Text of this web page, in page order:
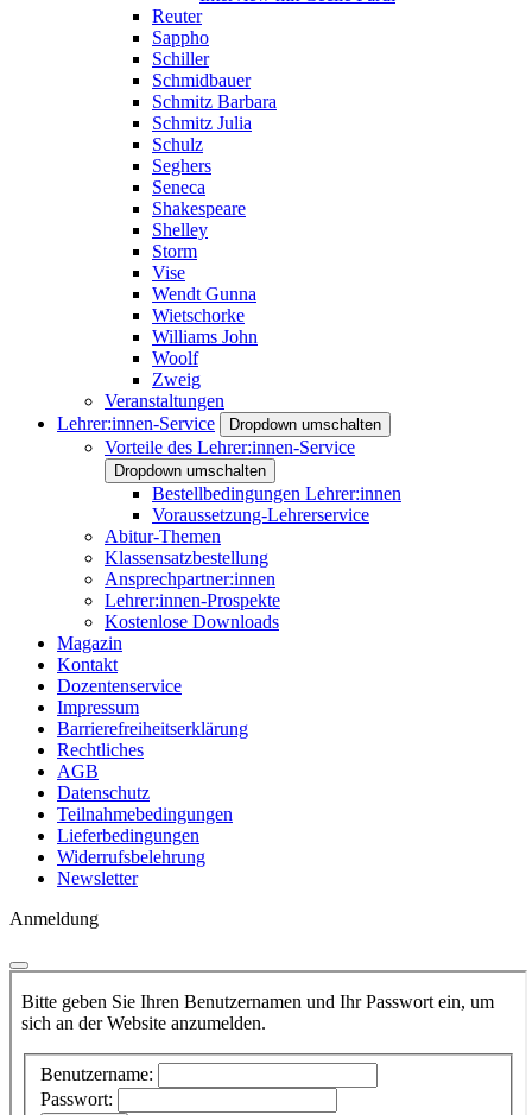
Reuter
Sappho
Schiller
Schmidbauer
Schmitz Barbara
Schmitz Julia
Schulz
Seghers
Seneca
Shakespeare
Shelley
Storm
Vise
Wendt Gunna
Wietschorke
Williams John
Woolf
Zweig
Veranstaltungen
Lehrer:innen-Service
Dropdown umschalten
Vorteile des Lehrer:innen-Service
Dropdown umschalten
Bestellbedingungen Lehrer:innen
Voraussetzung-Lehrerservice
Abitur-Themen
Klassensatzbestellung
Ansprechpartner:innen
Lehrer:innen-Prospekte
Kostenlose Downloads
Magazin
Kontakt
Dozentenservice
Impressum
Barrierefreiheitserklärung
Rechtliches
AGB
Datenschutz
Teilnahmebedingungen
Lieferbedingungen
Widerrufsbelehrung
Newsletter
Anmeldung